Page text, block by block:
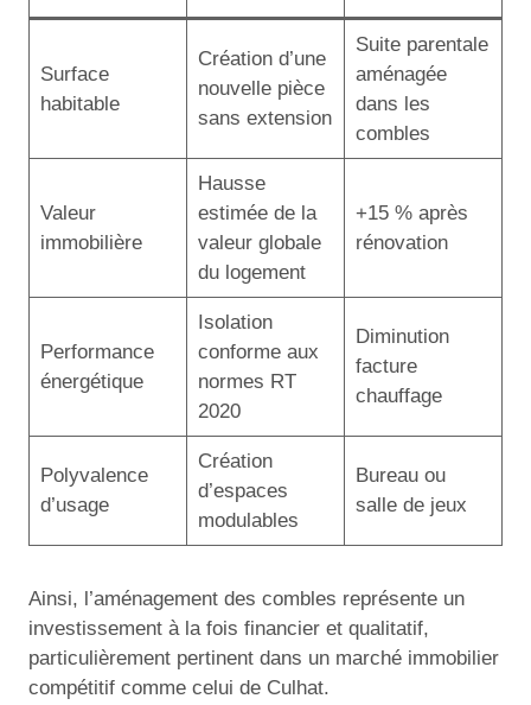
Surface
habitable
Création d’une
nouvelle pièce
sans extension
Suite parentale
aménagée
dans les
combles
Valeur
immobilière
Hausse
estimée de la
valeur globale
du logement
+15 % après
rénovation
Performance
énergétique
Isolation
conforme aux
normes RT
2020
Diminution
facture
chauffage
Polyvalence
d’usage
Création
d’espaces
modulables
Bureau ou
salle de jeux
Ainsi, l’aménagement des combles représente un
investissement à la fois financier et qualitatif,
particulièrement pertinent dans un marché immobilier
compétitif comme celui de Culhat.